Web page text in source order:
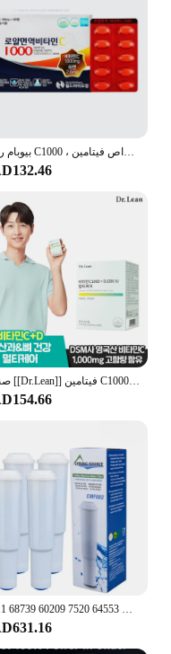
بيوبام رويال C1000 ، أقراص فيتامين * mg ، بيوبام صحي ، العالم
صندوق [[Dr.Lean]] فيتامين C1000 + D1000 IU متعدد العناية x 1
استبدال فلاتر ماكينة القهوة لجورا كليريل الأبيض 64553 7520 60209 68739 62911 S7 S9 S7 C1000 C3000 E9 E5 E50 E55 E60 E65